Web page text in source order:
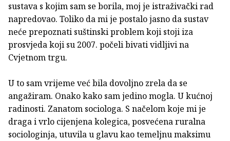
sustava s kojim sam se borila, moj je istraživački rad
napredovao. Toliko da mi je postalo jasno da sustav
neće prepoznati suštinski problem koji stoji iza
prosvjeda koji su 2007. počeli bivati vidljivi na
Cvjetnom trgu.
U to sam vrijeme već bila dovoljno zrela da se
angažiram. Onako kako sam jedino mogla. U kućnoj
radinosti. Zanatom sociologa. S načelom koje mi je
draga i vrlo cijenjena kolegica, posvećena ruralna
sociologinja, utuvila u glavu kao temeljnu maksimu